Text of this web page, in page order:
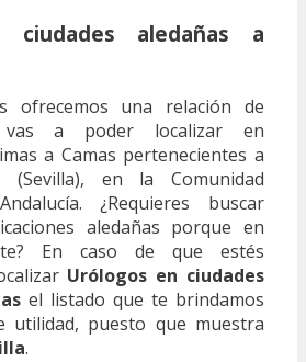
ciudades aledañas a
ofrecemos una relación de
vas a poder localizar en
a Camas pertenecientes a
en la Comunidad
¿Requieres buscar
aledañas porque en
En caso de que estés
Urólogos en ciudades
el listado que te brindamos
utilidad, puesto que muestra
.